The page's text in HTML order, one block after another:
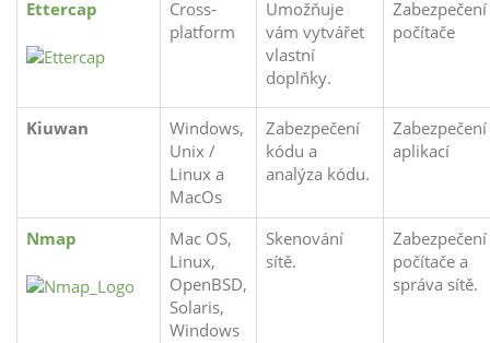
Ettercap
Cross-
platform
Umožňuje
vám vytvářet
vlastní
doplňky.
Zabezpečení
počítače
Kiuwan
Windows,
Unix /
Linux a
MacOs
Zabezpečení
kódu a
analýza kódu.
Zabezpečení
aplikací
Nmap
Mac OS,
Linux,
OpenBSD,
Solaris,
Windows
Skenování
sítě.
Zabezpečení
počítače a
správa sítě.